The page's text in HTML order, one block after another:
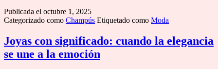
única
Valentino
Born
Publicada el octubre 1, 2025
Categorizado como Champús Etiquetado como Moda
Joyas con significado: cuando la elegancia
se une a la emoción